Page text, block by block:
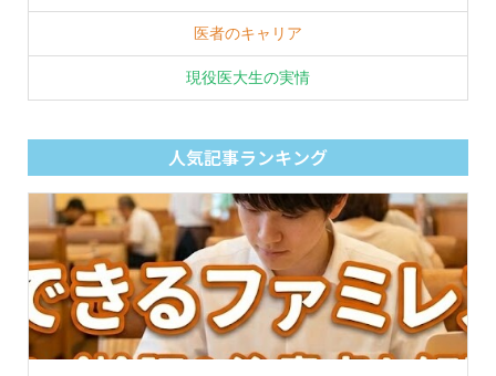
医者のキャリア
現役医大生の実情
人気記事ランキング